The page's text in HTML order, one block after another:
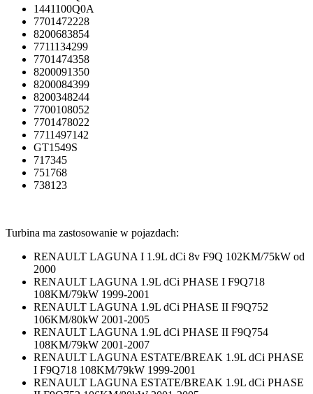
1441100Q0A
7701472228
8200683854
7711134299
7701474358
8200091350
8200084399
8200348244
7700108052
7701478022
7711497142
GT1549S
717345
751768
738123
Turbina ma zastosowanie w pojazdach:
RENAULT LAGUNA I 1.9L dCi 8v F9Q 102KM/75kW od
2000
RENAULT LAGUNA 1.9L dCi PHASE I F9Q718
108KM/79kW 1999-2001
RENAULT LAGUNA 1.9L dCi PHASE II F9Q752
106KM/80kW 2001-2005
RENAULT LAGUNA 1.9L dCi PHASE II F9Q754
108KM/79kW 2001-2007
RENAULT LAGUNA ESTATE/BREAK 1.9L dCi PHASE
I F9Q718 108KM/79kW 1999-2001
RENAULT LAGUNA ESTATE/BREAK 1.9L dCi PHASE